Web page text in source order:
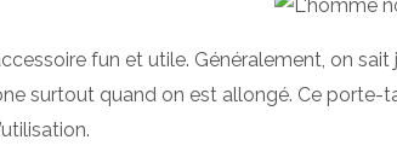
fun et utile. Généralement, on
surtout quand on est allongé. Ce porte-